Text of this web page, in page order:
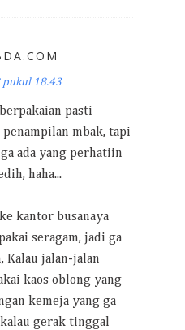
pukul 18.43
pasti
mbak, tapi
ada yang perhatiin
haha...
kantor busanaya
seragam, jadi ga
Kalau jalan-jalan
kaos oblong yang
kemeja yang ga
gerak tinggal